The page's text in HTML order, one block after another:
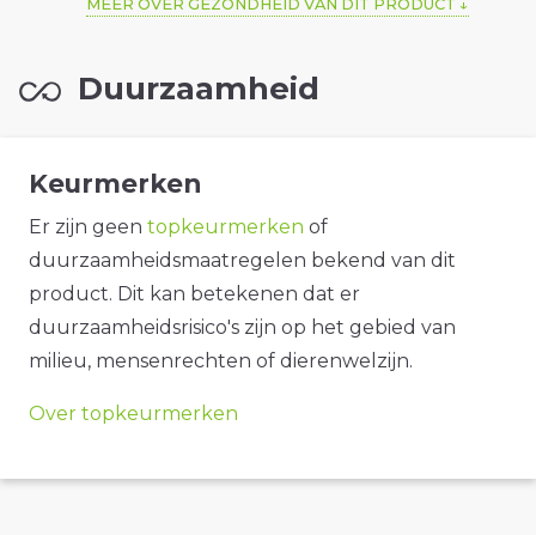
MEER OVER GEZONDHEID VAN DIT PRODUCT
Duurzaamheid
Keurmerken
Er zijn geen topkeurmerken of
duurzaamheidsmaatregelen bekend van dit
product. Dit kan betekenen dat er
duurzaamheidsrisico's zijn op het gebied van
milieu, mensenrechten of dierenwelzijn.
Over topkeurmerken